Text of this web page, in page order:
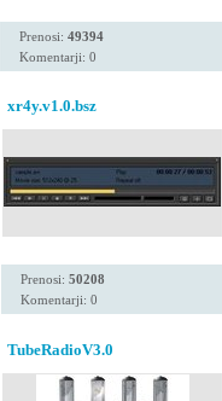
Prenosi: 49394
Komentarji: 0
xr4y.v1.0.bsz
Prenosi: 50208
Komentarji: 0
TubeRadioV3.0